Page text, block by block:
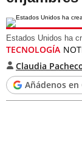
Estados Unidos ha
TECNOLOGÍA
Claudia
Añádenos en